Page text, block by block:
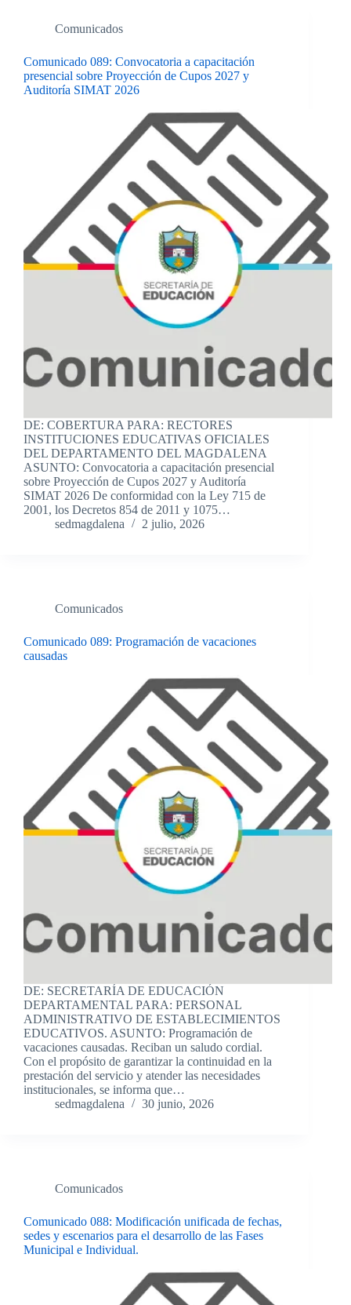
Comunicados
Comunicado 089: Convocatoria a capacitación
presencial sobre Proyección de Cupos 2027 y
Auditoría SIMAT 2026
DE: COBERTURA PARA: RECTORES
INSTITUCIONES EDUCATIVAS OFICIALES
DEL DEPARTAMENTO DEL MAGDALENA
ASUNTO: Convocatoria a capacitación presencial
sobre Proyección de Cupos 2027 y Auditoría
SIMAT 2026 De conformidad con la Ley 715 de
2001, los Decretos 854 de 2011 y 1075…
sedmagdalena
2 julio, 2026
Comunicados
Comunicado 089: Programación de vacaciones
causadas
DE: SECRETARÍA DE EDUCACIÓN
DEPARTAMENTAL PARA: PERSONAL
ADMINISTRATIVO DE ESTABLECIMIENTOS
EDUCATIVOS. ASUNTO: Programación de
vacaciones causadas. Reciban un saludo cordial.
Con el propósito de garantizar la continuidad en la
prestación del servicio y atender las necesidades
institucionales, se informa que…
sedmagdalena
30 junio, 2026
Comunicados
Comunicado 088: Modificación unificada de fechas,
sedes y escenarios para el desarrollo de las Fases
Municipal e Individual.